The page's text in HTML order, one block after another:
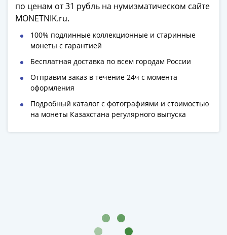
по ценам от 31 рубль на нумизматическом сайте
MONETNIK.ru.
100% подлинные коллекционные и старинные
монеты с гарантией
Бесплатная доставка по всем городам России
Отправим заказ в течение 24ч с момента
оформления
Подробный каталог с фотографиями и стоимостью
на монеты Казахстана регулярного выпуска